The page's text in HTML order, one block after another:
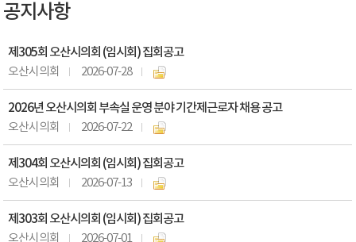
공지사항
제305회 오산시의회 (임시회) 집회공고
오산시의회 2026-07-28
2026년 오산시의회 부속실 운영 분야 기간제근로자 채용 공고
오산시의회 2026-07-22
제304회 오산시의회 (임시회) 집회공고
오산시의회 2026-07-13
제303회 오산시의회 (임시회) 집회공고
오산시의회 2026-07-01